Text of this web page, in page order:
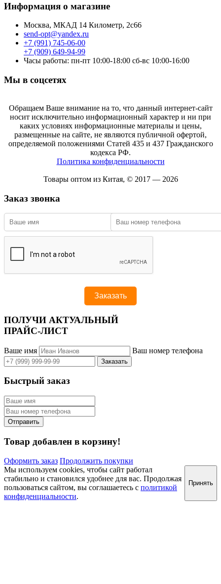
Информация о магазине
Москва, МКАД 14 Километр, 2с66
send-opt@yandex.ru
+7 (991) 745-06-00
+7 (909) 649-94-99
Часы работы: пн-пт 10:00-18:00 сб-вс 10:00-16:00
Мы в соцсетях
Обращаем Ваше внимание на то, что данный интернет-сайт
носит исключительно информационный характер и ни при
каких условиях информационные материалы и цены,
размещенные на сайте, не являются публичной офертой,
определяемой положениями Статей 435 и 437 Гражданского
кодекса РФ.
Политика конфиденциальности
Товары оптом из Китая, © 2017 — 2026
Заказ звонка
ПОЛУЧИ АКТУАЛЬНЫЙ
ПРАЙС-ЛИСТ
Ваше имя Ваш номер телефона
Быстрый заказ
Товар добавлен в корзину!
Оформить заказ Продолжить покупки
Мы используем cookies, чтобы сайт работал
стабильно и становился удобнее для вас. Продолжая
пользоваться сайтом, вы соглашаетесь с политикой
конфиденциальности.
Принять